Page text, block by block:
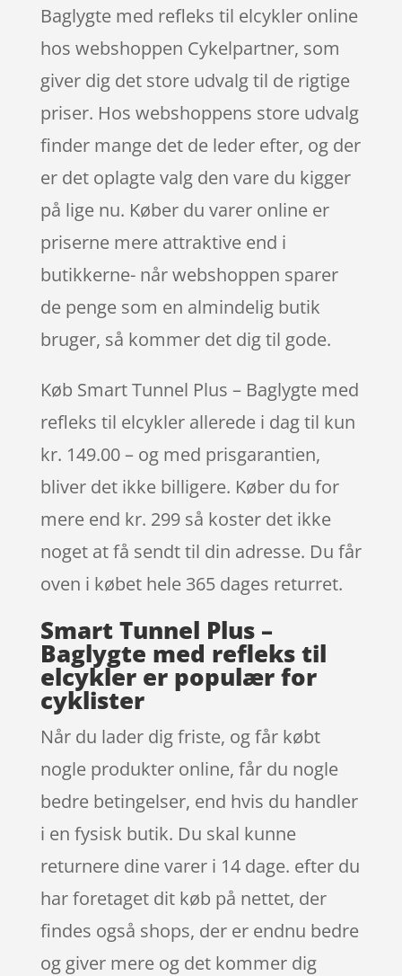
Baglygte med refleks til elcykler online
hos webshoppen Cykelpartner, som
giver dig det store udvalg til de rigtige
priser. Hos webshoppens store udvalg
finder mange det de leder efter, og der
er det oplagte valg den vare du kigger
på lige nu. Køber du varer online er
priserne mere attraktive end i
butikkerne- når webshoppen sparer
de penge som en almindelig butik
bruger, så kommer det dig til gode.
Køb Smart Tunnel Plus – Baglygte med
refleks til elcykler allerede i dag til kun
kr. 149.00 – og med prisgarantien,
bliver det ikke billigere. Køber du for
mere end kr. 299 så koster det ikke
noget at få sendt til din adresse. Du får
oven i købet hele 365 dages returret.
Smart Tunnel Plus –
Baglygte med refleks til
elcykler er populær for
cyklister
Når du lader dig friste, og får købt
nogle produkter online, får du nogle
bedre betingelser, end hvis du handler
i en fysisk butik. Du skal kunne
returnere dine varer i 14 dage. efter du
har foretaget dit køb på nettet, der
findes også shops, der er endnu bedre
og giver mere og det kommer dig